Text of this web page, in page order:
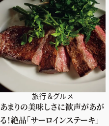
旅行＆グルメ
あまりの美味しさに歓声があが
る！絶品「サーロインステーキ」